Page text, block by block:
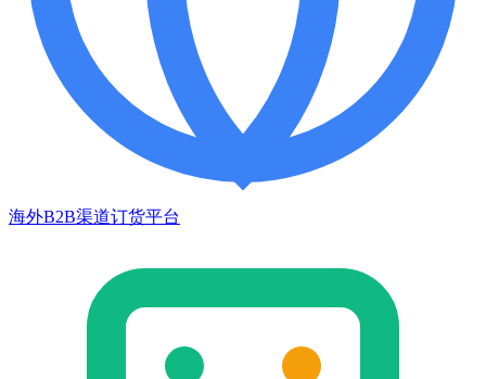
海外B2B渠道订货平台